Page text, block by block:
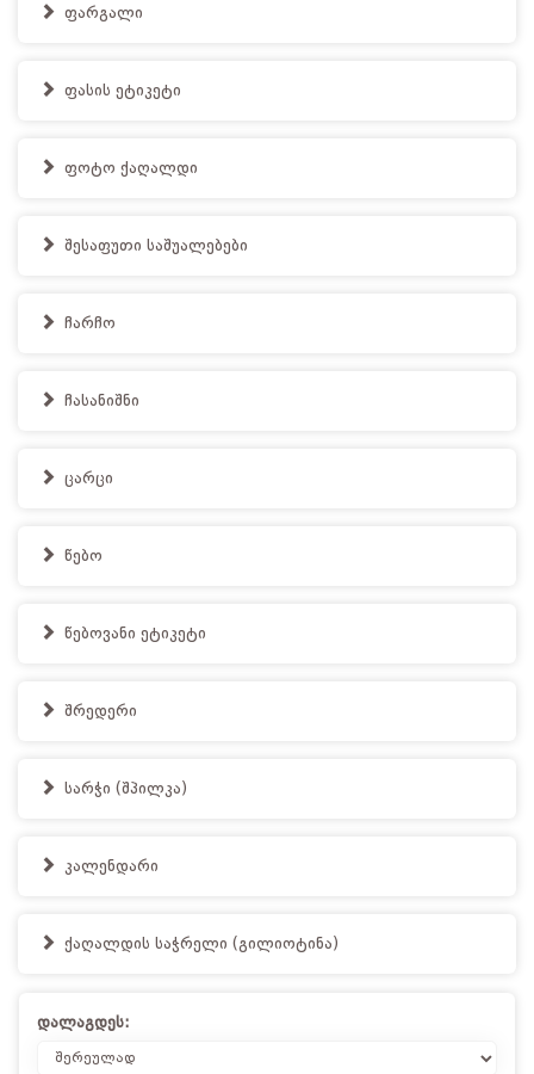
ფარგალი
ფასის ეტიკეტი
ფოტო ქაღალდი
შესაფუთი საშუალებები
ჩარჩო
ჩასანიშნი
ცარცი
წებო
წებოვანი ეტიკეტი
შრედერი
სარჭი (შპილკა)
კალენდარი
ქაღალდის საჭრელი (გილიოტინა)
დალაგდეს: